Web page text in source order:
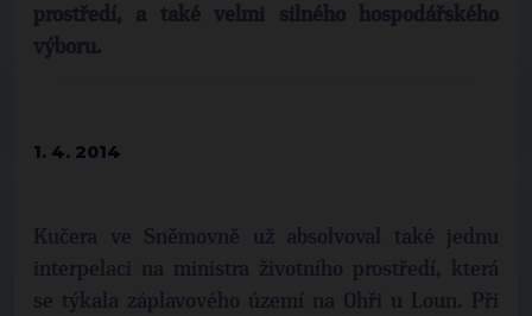
prostředí, a také velmi silného hospodářského
výboru.
1. 4. 2014
Kučera ve Sněmovně už absolvoval také jednu
interpelaci na ministra životního prostředí, která
se týkala záplavového území na Ohři u Loun. Při